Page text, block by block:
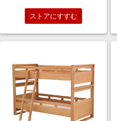
ストアにすすむ